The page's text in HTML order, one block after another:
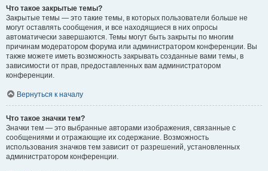
Что такое закрытые темы?
Закрытые темы — это такие темы, в которых пользователи больше не
могут оставлять сообщения, и все находящиеся в них опросы
автоматически завершаются. Темы могут быть закрыты по многим
причинам модератором форума или администратором конференции. Вы
также можете иметь возможность закрывать созданные вами темы, в
зависимости от прав, предоставленных вам администратором
конференции.
Вернуться к началу
Что такое значки тем?
Значки тем — это выбранные авторами изображения, связанные с
сообщениями и отражающие их содержание. Возможность
использования значков тем зависит от разрешений, установленных
администратором конференции.